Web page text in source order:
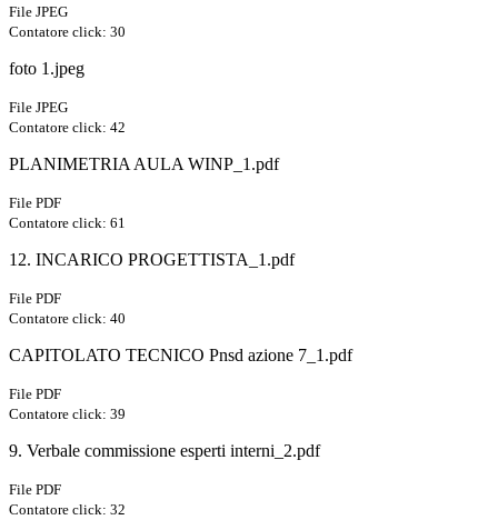
File JPEG
Contatore click: 30
foto 1.jpeg
File JPEG
Contatore click: 42
PLANIMETRIA AULA WINP_1.pdf
File PDF
Contatore click: 61
12. INCARICO PROGETTISTA_1.pdf
File PDF
Contatore click: 40
CAPITOLATO TECNICO Pnsd azione 7_1.pdf
File PDF
Contatore click: 39
9. Verbale commissione esperti interni_2.pdf
File PDF
Contatore click: 32